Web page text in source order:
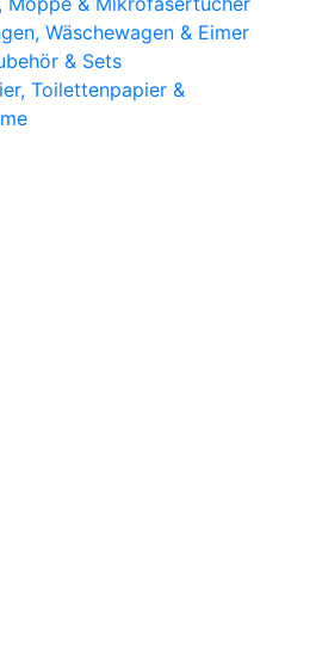
Wäschewagen & Eimer
& Sets
Toilettenpapier &